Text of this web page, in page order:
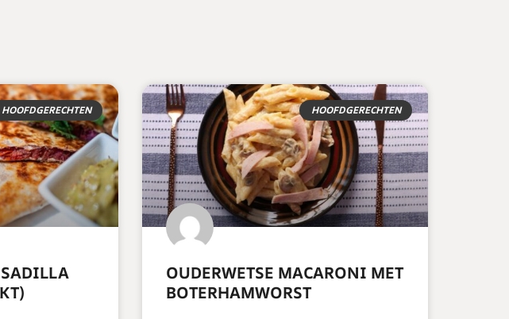
HOOFDGERECHTEN HOOFDGERECHTEN
OUDERWETSE MACARONI MET
BOTERHAMWORST